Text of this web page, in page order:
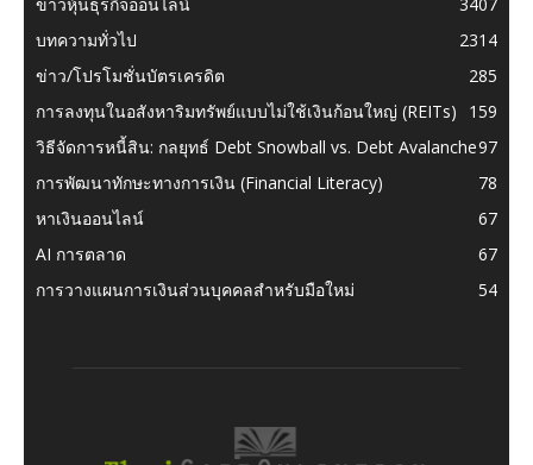
บทความทั่วไป
2314
ข่าว/โปรโมชั่นบัตรเครดิต
285
การลงทุนในอสังหาริมทรัพย์แบบไม่ใช้เงินก้อนใหญ่ (REITs)
159
วิธีจัดการหนี้สิน: กลยุทธ์ Debt Snowball vs. Debt Avalanche97
การพัฒนาทักษะทางการเงิน (Financial Literacy)
78
หาเงินออนไลน์
67
AI การตลาด
67
การวางแผนการเงินส่วนบุคคลสำหรับมือใหม่
54